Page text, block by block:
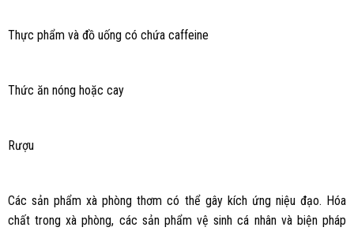
Thực phẩm và đồ uống có chứa caffeine
Thức ăn nóng hoặc cay
Rượu
Các sản phẩm xà phòng thơm có thể gây kích ứng niệu đạo. Hóa
chất trong xà phòng, các sản phẩm vệ sinh cá nhân và biện pháp